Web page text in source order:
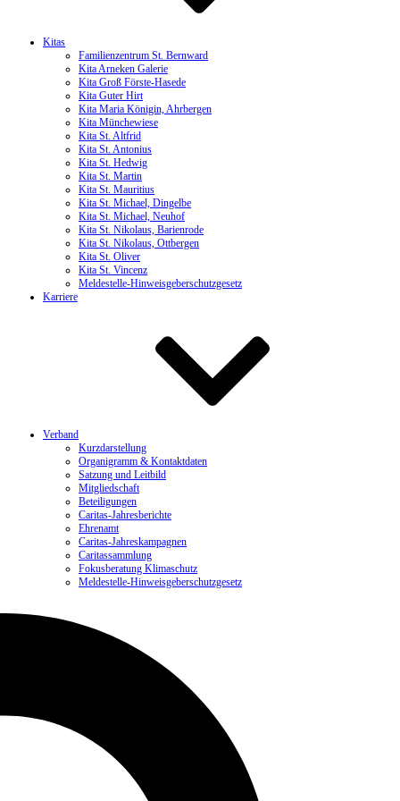
Kitas
Familienzentrum St. Bernward
Kita Arneken Galerie
Kita Groß Förste-Hasede
Kita Guter Hirt
Kita Maria Königin, Ahrbergen
Kita Münchewiese
Kita St. Altfrid
Kita St. Antonius
Kita St. Hedwig
Kita St. Martin
Kita St. Mauritius
Kita St. Michael, Dingelbe
Kita St. Michael, Neuhof
Kita St. Nikolaus, Barienrode
Kita St. Nikolaus, Ottbergen
Kita St. Oliver
Kita St. Vincenz
Meldestelle-Hinweisgeberschutzgesetz
Karriere
Verband
Kurzdarstellung
Organigramm & Kontaktdaten
Satzung und Leitbild
Mitgliedschaft
Beteiligungen
Caritas-Jahresberichte
Ehrenamt
Caritas-Jahreskampagnen
Caritassammlung
Fokusberatung Klimaschutz
Meldestelle-Hinweisgeberschutzgesetz